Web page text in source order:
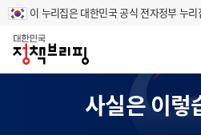
이 누리집은 대한민국 공식 전자정부 누리
홈
사실은 이렇